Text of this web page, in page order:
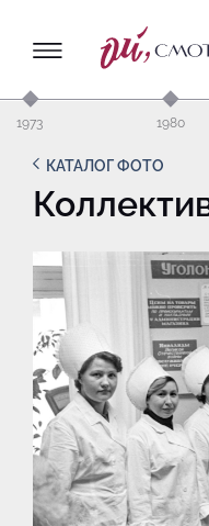
1973 1980
КАТАЛОГ ФОТО